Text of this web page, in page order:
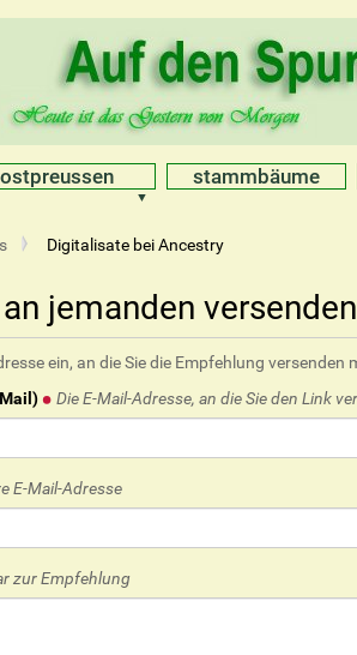
ostpreussen stammbäume
Digitalisate bei Ancestry
jemanden versenden
ein, an die Sie die Empfehlung versenden
Die E-Mail-Adresse, an die Sie den Link
E-Mail-Adresse
zur Empfehlung